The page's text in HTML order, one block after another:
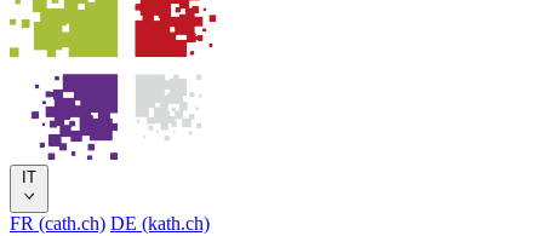
IT
FR (cath.ch) DE (kath.ch)